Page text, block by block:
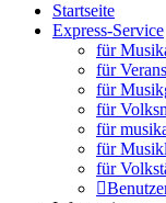
Startseite
Express-Service
für
für
für
für
für
für
für